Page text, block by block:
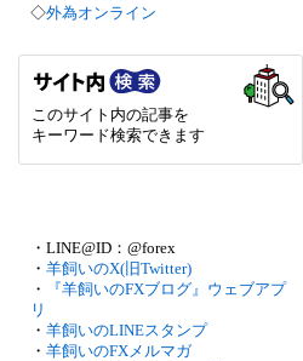
◇外為オンライン
このサイト内の記事を
キーワード検索できます
・LINE@ID：@forex
・ 羊飼いのX(旧Twitter)
・
『羊飼いのFXブログ』ウェブアプ
リ
・ 羊飼いのLINEスタンプ
・ 羊飼いのFXメルマガ